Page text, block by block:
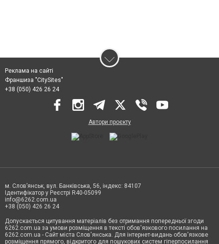
Реклама на сайті
Франшиза "CitySites"
+38 (050) 426 26 24
Автори проєкту
м. Слов’янськ, вул. Банківська, 56, індекс: 84107
Ідентифікатор у Реєстрі R40-05099
info@6262.com.ua
+38 (050) 426 26 24
Допускається цитування матеріалів без отримання попередньої згоди
6262.com.ua за умови розміщення в тексті обов'язкового посилання на
6262.com.ua - Сайт міста Слов'янська. Для інтернет-видань обов'язкове
розміщення прямого, відкритого для пошукових систем гіперпосилання